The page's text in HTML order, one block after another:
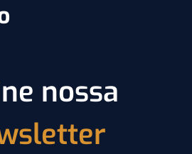
nossa